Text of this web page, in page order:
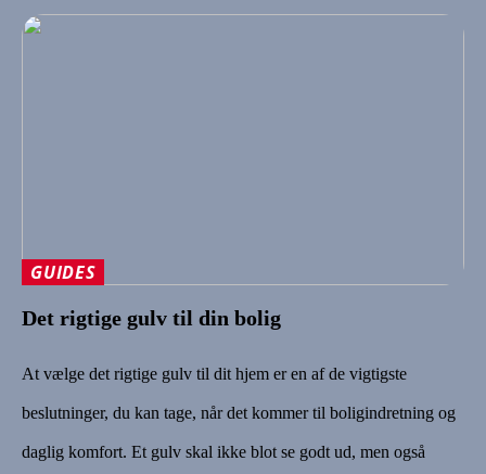
GUIDES
Det rigtige gulv til din bolig
At vælge det rigtige gulv til dit hjem er en af de vigtigste
beslutninger, du kan tage, når det kommer til boligindretning og
daglig komfort. Et gulv skal ikke blot se godt ud, men også